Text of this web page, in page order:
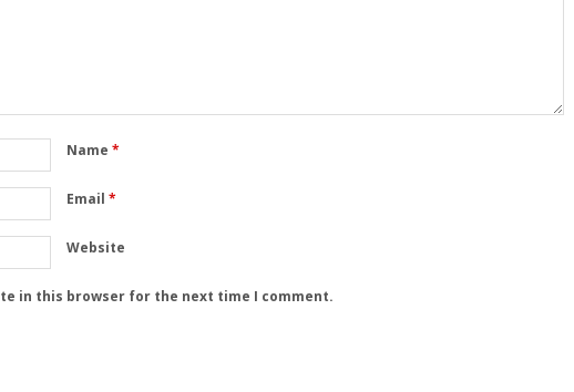
Name *
Email *
Website
in this browser for the next time I comment.